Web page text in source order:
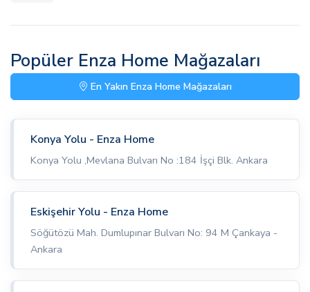
Popüler Enza Home Mağazaları
En Yakın Enza Home Mağazaları
Konya Yolu - Enza Home
Konya Yolu ,Mevlana Bulvarı No :184 İşçi Blk. Ankara
Eskişehir Yolu - Enza Home
Söğütözü Mah. Dumlupınar Bulvarı No: 94 M Çankaya -
Ankara